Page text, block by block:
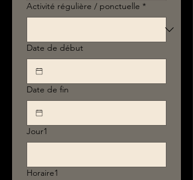
Activité régulière / ponctuelle *
Date de début
Date de fin
Jour1
Horaire1